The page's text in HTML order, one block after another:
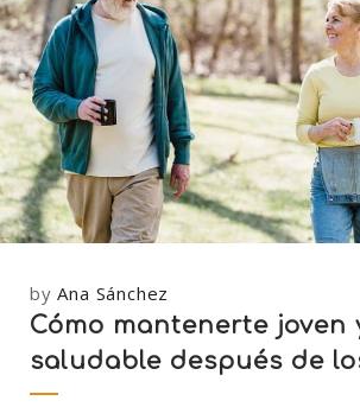
byAna Sánchez
Cómo mantenerte joven
saludable después de